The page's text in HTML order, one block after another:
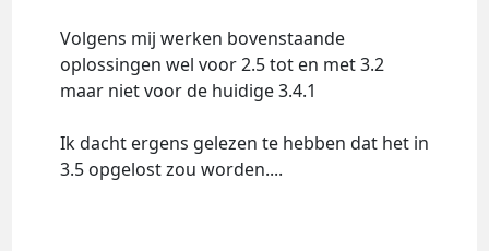
Volgens mij werken bovenstaande
oplossingen wel voor 2.5 tot en met 3.2
maar niet voor de huidige 3.4.1
Ik dacht ergens gelezen te hebben dat het in
3.5 opgelost zou worden....